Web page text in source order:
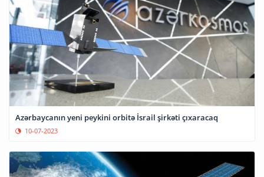
Azərbaycanın yeni peykini orbitə İsrail şirkəti çıxaracaq
10-07-2023